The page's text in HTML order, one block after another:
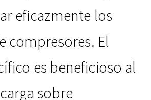
eficazmente los
compresores. El
es beneficioso al
sobre